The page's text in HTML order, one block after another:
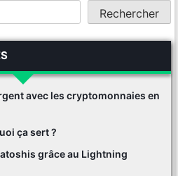
Rechercher
avec les cryptomonnaies en
ça sert ?
grâce au Lightning